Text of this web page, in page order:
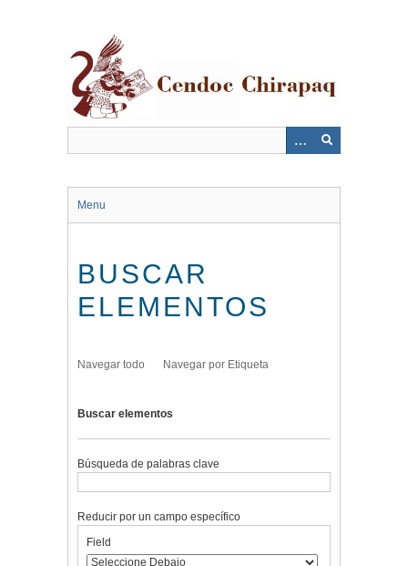
Menu
BUSCAR
ELEMENTOS
Navegar todo Navegar por Etiqueta
Buscar elementos
Búsqueda de palabras clave
Reducir por un campo específico
de
de
de
deField